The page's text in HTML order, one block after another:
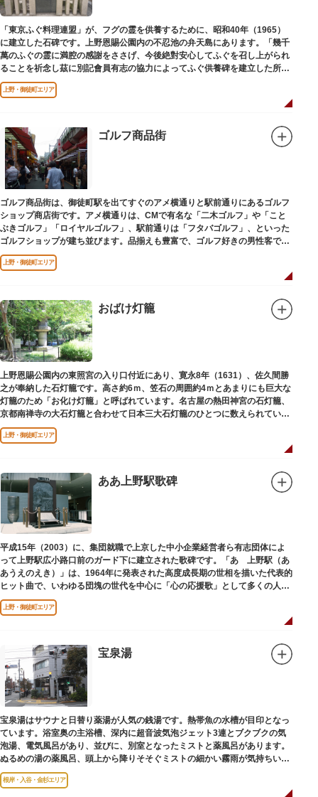
「東京ふぐ料理連盟」が、フグの霊を供養するために、昭和40年（1965）
に建立した石碑です。上野恩賜公園内の不忍池の弁天島にあります。「幾千
萬のふぐの霊に満腔の感謝をささげ、今後絶對安心してふぐを召し上がられ
ることを祈念し茲に別記會員有志の協力によってふぐ供養碑を建立した所以
であります」と刻まれています。
上野・御徒町エリア
ゴルフ商品街
ゴルフ商品街は、御徒町駅を出てすぐのアメ横通りと駅前通りにあるゴルフ
ショップ商店街です。アメ横通りは、CMで有名な「二木ゴルフ」や「こと
ぶきゴルフ」「ロイヤルゴルフ」、駅前通りは「フタバゴルフ」、といった
ゴルフショップが建ち並びます。品揃えも豊富で、ゴルフ好きの男性客で賑
わっています。
上野・御徒町エリア
おばけ灯籠
上野恩賜公園内の東照宮の入り口付近にあり、寛永8年（1631）、佐久間勝
之が奉納した石灯籠です。高さ約6ｍ、笠石の周囲約4ｍとあまりにも巨大な
灯籠のため「お化け灯籠」と呼ばれています。名古屋の熱田神宮の石灯籠、
京都南禅寺の大石灯籠と合わせて日本三大石灯籠のひとつに数えられていま
す。
上野・御徒町エリア
ああ上野駅歌碑
平成15年（2003）に、集団就職で上京した中小企業経営者ら有志団体によ
って上野駅広小路口前のガード下に建立された歌碑です。「あゝ上野駅（あ
あうえのえき）」は、1964年に発表された高度成長期の世相を描いた代表的
ヒット曲で、いわゆる団塊の世代を中心に「心の応援歌」として多くの人々
に勇気と感動を与えました。
上野・御徒町エリア
宝泉湯
宝泉湯はサウナと日替り薬湯が人気の銭湯です。熱帯魚の水槽が目印となっ
ています。浴室奥の主浴槽、深内に超音波気泡ジェット3連とブクブクの気
泡湯、電気風呂があり、並びに、別室となったミストと薬風呂があります。
ぬるめの湯の薬風呂、頭上から降りそそぐミストの細かい霧雨が気持ちいい
と評判です。
根岸・入谷・金杉エリア